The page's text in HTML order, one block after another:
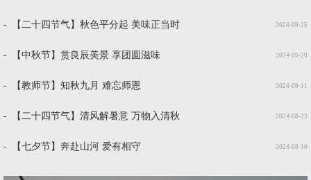
【二十四节气】秋色平分起 美味正当时 2024-09-25
【中秋节】赏良辰美景 享团圆滋味 2024-09-20
【教师节】知秋九月 难忘师恩 2024-09-11
【二十四节气】清风解暑意 万物入清秋 2024-08-23
【七夕节】奔赴山河 爱有相守 2024-08-10